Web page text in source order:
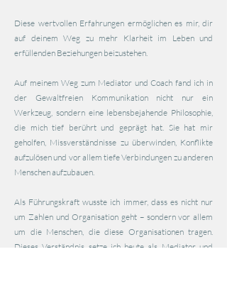
Diese wertvollen Erfahrungen ermöglichen es mir, dir
auf deinem Weg zu mehr Klarheit im Leben und
erfüllenden Beziehungen beizustehen.
Auf meinem Weg zum Mediator und Coach fand ich in
der Gewaltfreien Kommunikation nicht nur ein
Werkzeug, sondern eine lebensbejahende Philosophie,
die mich tief berührt und geprägt hat. Sie hat mir
geholfen, Missverständnisse zu überwinden, Konflikte
aufzulösen und vor allem ​tiefe Verbindungen zu anderen
Menschen aufzubauen.
Als Führungskraft wusste ich immer, dass es nicht nur
um Zahlen und Organisation geht – sondern vor allem
um die Menschen, die diese Organisationen tragen.
Dieses Verständnis setze ich heute als Mediator und